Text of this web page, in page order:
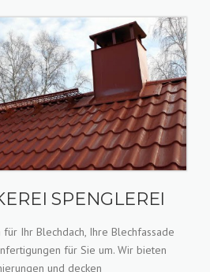
SPENGLEREI
Ihr Blechdach, Ihre Blechfassade
für Sie um. Wir bieten
und decken